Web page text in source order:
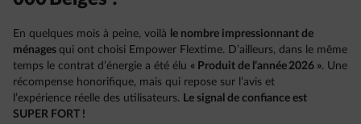
En quelques mois à peine, voilà le nombre impressionnant de
ménages qui ont choisi Empower Flextime. D’ailleurs, dans le même
temps le contrat d’énergie a été élu « Produit de l’année 2026 ». Une
récompense honorifique, mais qui repose sur l’avis et
l’expérience réelle des utilisateurs. Le signal de confiance est
SUPER FORT !